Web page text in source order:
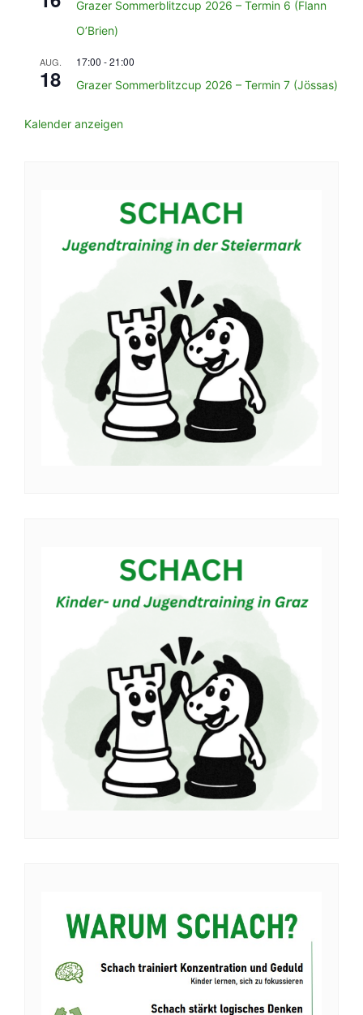
Grazer Sommerblitzcup 2026 – Termin 6 (Flann
O’Brien)
AUG.
18
17:00 -21:00
Grazer Sommerblitzcup 2026 – Termin 7 (Jössas)
Kalender anzeigen